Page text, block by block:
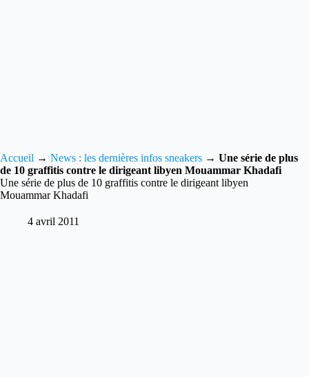
Accueil → News : les dernières infos sneakers → Une série de plus
de 10 graffitis contre le dirigeant libyen Mouammar Khadafi
Une série de plus de 10 graffitis contre le dirigeant libyen
Mouammar Khadafi
4 avril 2011